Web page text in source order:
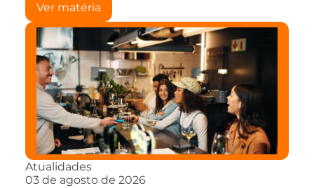
Ver matéria
Atualidades
03 de agosto de 2026